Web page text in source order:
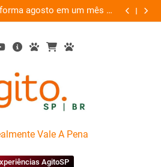
agosto em um mês de
diversão e conexão
“Led
Vale A Pena
AgitoSP